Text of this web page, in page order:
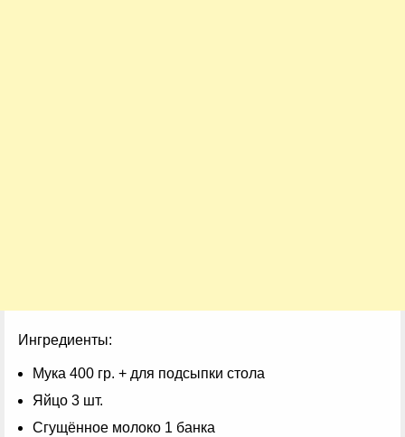
Ингредиенты:
Мука 400 гр. + для подсыпки стола
Яйцо 3 шт.
Сгущённое молоко 1 банка